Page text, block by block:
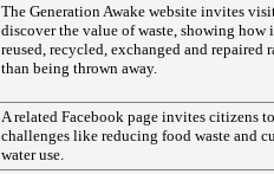
The Generation Awake website invites
discover the value of waste, showing how
reused, recycled, exchanged and repaired
than being thrown away.
A related Facebook page invites citizens
challenges like reducing food waste and
water use.